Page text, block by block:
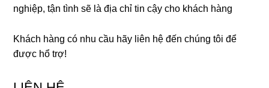
nghiệp, tận tình sẽ là địa chỉ tin cậy cho khách hàng
Khách hàng có nhu cầu hãy liên hệ đến chúng tôi để
được hổ trợ!